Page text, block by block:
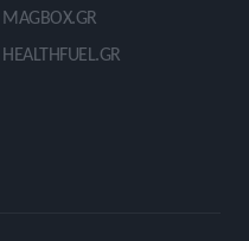
MAGBOX.GR
HEALTHFUEL.GR